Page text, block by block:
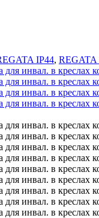
IP44, REGATA